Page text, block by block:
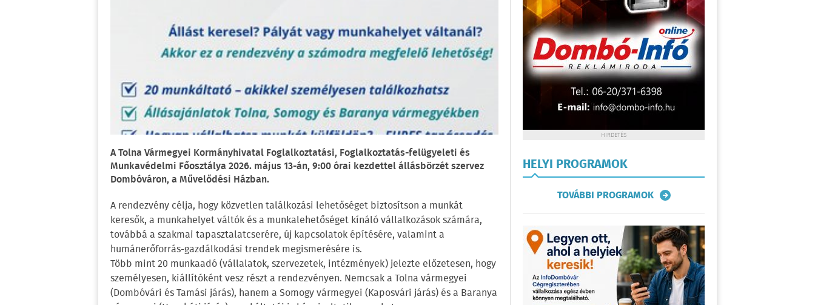
A Tolna Vármegyei Kormányhivatal Foglalkoztatási, Foglalkoztatás-felügyeleti és
Munkavédelmi Főosztálya 2026. május 13-án, 9:00 órai kezdettel állásbörzét szervez
Dombóváron, a Művelődési Házban.
A rendezvény célja, hogy közvetlen találkozási lehetőséget biztosítson a munkát
keresők, a munkahelyet váltók és a munkalehetőséget kínáló vállalkozások számára,
továbbá a szakmai tapasztalatcserére, új kapcsolatok építésére, valamint a
humánerőforrás-gazdálkodási trendek megismerésére is.
Több mint 20 munkaadó (vállalatok, szervezetek, intézmények) jelezte előzetesen, hogy
személyesen, kiállítóként vesz részt a rendezvényen. Nemcsak a Tolna vármegyei
(Dombóvári és Tamási járás), hanem a Somogy vármegyei (Kaposvári járás) és a Baranya
HIRDETÉS
HELYI PROGRAMOK
TOVÁBBI PROGRAMOK